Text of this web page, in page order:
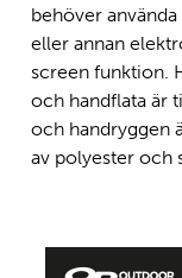
behöver
eller annan
screen funktion.
och handflata är
och handryggen
av polyester och